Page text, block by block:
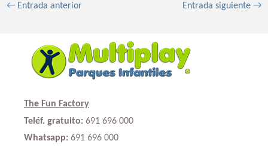
←Entrada anterior Entrada siguiente→
The Fun Factory
Teléf. gratuito: 691 696 000
Whatsapp: 691 696 000